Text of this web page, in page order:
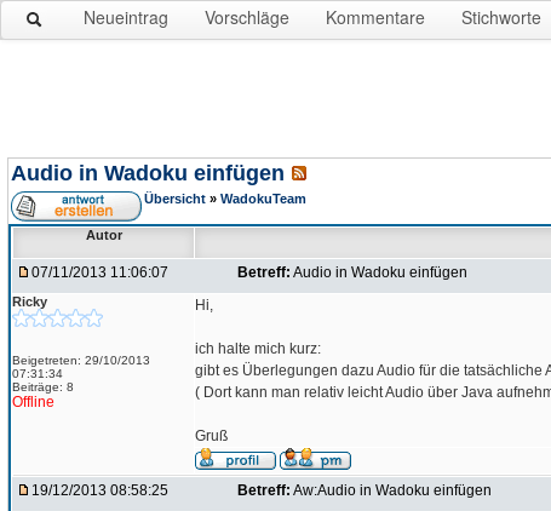
Neueintrag Vorschläge Kommentare Stichworte
Audio in Wadoku einfügen
Übersicht » WadokuTeam
Autor
07/11/2013 11:06:07 Betreff: Audio in Wadoku einfügen
Ricky
Beigetreten: 29/10/2013
07:31:34
Beiträge: 8
Offline
Hi,
ich halte mich kurz:
gibt es Überlegungen dazu Audio für die tatsächliche
( Dort kann man relativ leicht Audio über Java
Gruß
19/12/2013 08:58:25 Betreff: Aw:Audio in Wadoku einfügen